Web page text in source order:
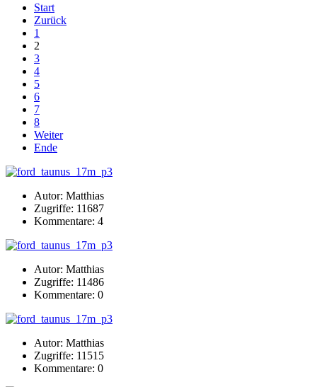
Start
Zurück
1
2
3
4
5
6
7
8
Weiter
Ende
Autor: Matthias
Zugriffe: 11687
Kommentare: 4
Autor: Matthias
Zugriffe: 11486
Kommentare: 0
Autor: Matthias
Zugriffe: 11515
Kommentare: 0